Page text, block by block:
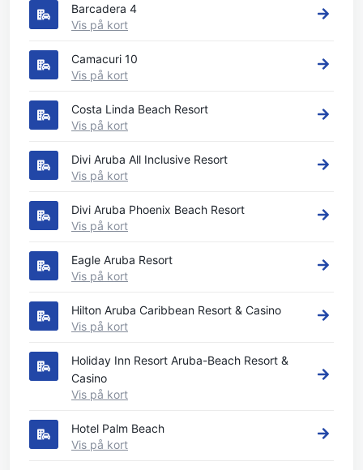
Barcadera 4
Vis på kort
Camacuri 10
Vis på kort
Costa Linda Beach Resort
Vis på kort
Divi Aruba All Inclusive Resort
Vis på kort
Divi Aruba Phoenix Beach Resort
Vis på kort
Eagle Aruba Resort
Vis på kort
Hilton Aruba Caribbean Resort & Casino
Vis på kort
Holiday Inn Resort Aruba-Beach Resort &
Casino
Vis på kort
Hotel Palm Beach
Vis på kort